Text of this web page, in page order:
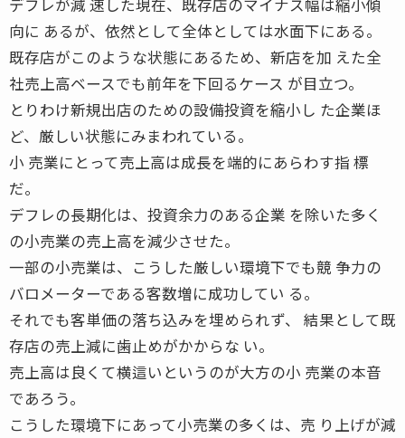
向に あるが、依然として全体としては水面下にある。
既存店がこのような状態にあるため、新店を加 えた全
社売上高ベースでも前年を下回るケース が目立つ。
とりわけ新規出店のための設備投資を縮小し た企業ほ
ど、厳しい状態にみまわれている。
小 売業にとって売上高は成長を端的にあらわす指 標
だ。
デフレの長期化は、投資余力のある企業 を除いた多く
の小売業の売上高を減少させた。
一部の小売業は、こうした厳しい環境下でも競 争力の
バロメーターである客数増に成功してい る。
それでも客単価の落ち込みを埋められず、 結果として既
存店の売上減に歯止めがかからな い。
売上高は良くて横這いというのが大方の小 売業の本音
であろう。
こうした環境下にあって小売業の多くは、売 り上げが減